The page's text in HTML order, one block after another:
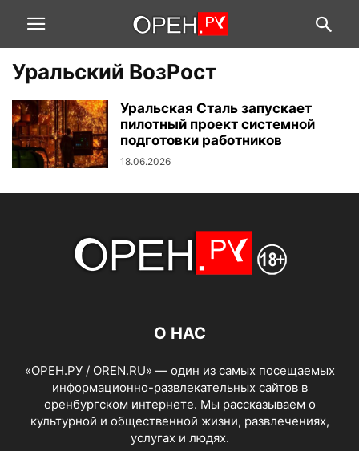
Уральский ВозРост
Уральская Сталь запускает
пилотный проект системной
подготовки работников
18.06.2026
О НАС
«ОРЕН.РУ / OREN.RU» — один из самых посещаемых
информационно-развлекательных сайтов в
оренбургском интернете. Мы рассказываем о
культурной и общественной жизни, развлечениях,
услугах и людях.